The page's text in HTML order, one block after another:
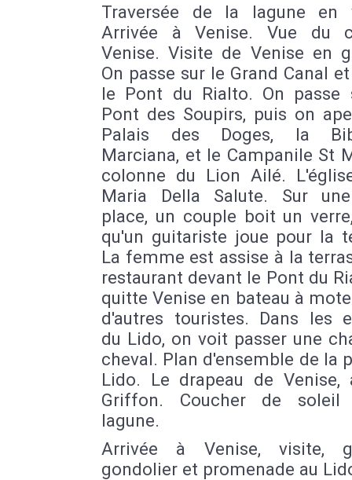
Traversée de la lagune en
Arrivée à Venise. Vue du
Venise. Visite de Venise en
On passe sur le Grand Canal
le Pont du Rialto. On passe
Pont des Soupirs, puis on
Palais des Doges, la
Marciana, et le Campanile St
colonne du Lion Ailé.
Maria Della Salute. Sur
place, un couple boit un
qu'un guitariste joue pour la
La femme est assise à la
restaurant devant le Pont du
quitte Venise en bateau à
d'autres touristes. Dans les
du Lido, on voit passer une
cheval. Plan d'ensemble de la
Lido. Le drapeau de Venise,
Griffon. Coucher de
lagune.
Arrivée à Venise, visite,
gondolier et promenade au